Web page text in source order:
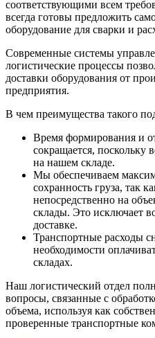
соответствующими всем
всегда готовы предложить
оборудование для сварки и
Современные системы
логистические процессы
доставки оборудования от
предприятия.
В чем преимущества такого
Время формирования и
сокращается, поскольку
на нашем складе.
Мы обеспечиваем
сохранность груза, так
непосредственно на
склады. Это исключает
доставке.
Транспортные расходы
необходимости
складах.
Наш логистический отдел
вопросы, связанные с
объема, используя как
проверенные транспортные